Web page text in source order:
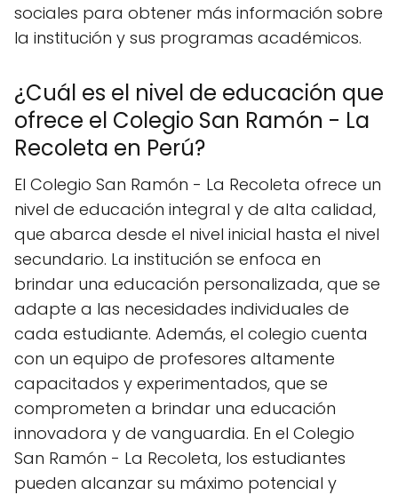
sociales para obtener más información sobre
la institución y sus programas académicos.
¿Cuál es el nivel de educación que
ofrece el Colegio San Ramón - La
Recoleta en Perú?
El Colegio San Ramón - La Recoleta ofrece un
nivel de educación integral y de alta calidad,
que abarca desde el nivel inicial hasta el nivel
secundario. La institución se enfoca en
brindar una educación personalizada, que se
adapte a las necesidades individuales de
cada estudiante. Además, el colegio cuenta
con un equipo de profesores altamente
capacitados y experimentados, que se
comprometen a brindar una educación
innovadora y de vanguardia. En el Colegio
San Ramón - La Recoleta, los estudiantes
pueden alcanzar su máximo potencial y